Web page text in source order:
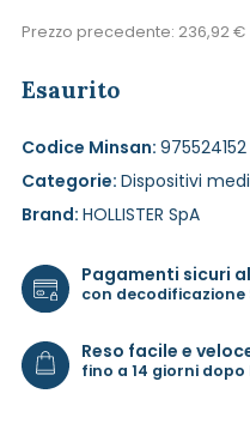
Prezzo precedente: 236,92€
Esaurito
Codice Minsan: 975524152
Categorie: Dispositivi
Brand: HOLLISTER SpA
Pagamenti sicuri al
con decodificazione
Reso facile e
fino a 14 giorni